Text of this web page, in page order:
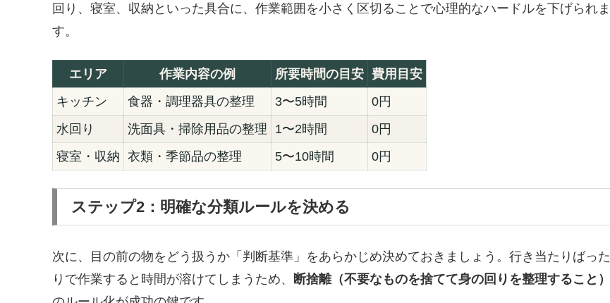
回り、寝室、収納といった具合に、作業範囲を小さく区切ることで心理的なハードルを下げられま
す。
エリア 作業内容の例 所要時間の目安 費用目安
キッチン
食器・調理器具の整理 3〜5時間
0円
水回り
洗面具・掃除用品の整理 1〜2時間
0円
寝室・収納 衣類・季節品の整理 5〜10時間 0円
ステップ2：明確な分類ルールを決める
次に、目の前の物をどう扱うか「判断基準」をあらかじめ決めておきましょう。行き当たりばった
りで作業すると時間が溶けてしまうため、 断捨離（不要なものを捨てて身の回りを整理すること）